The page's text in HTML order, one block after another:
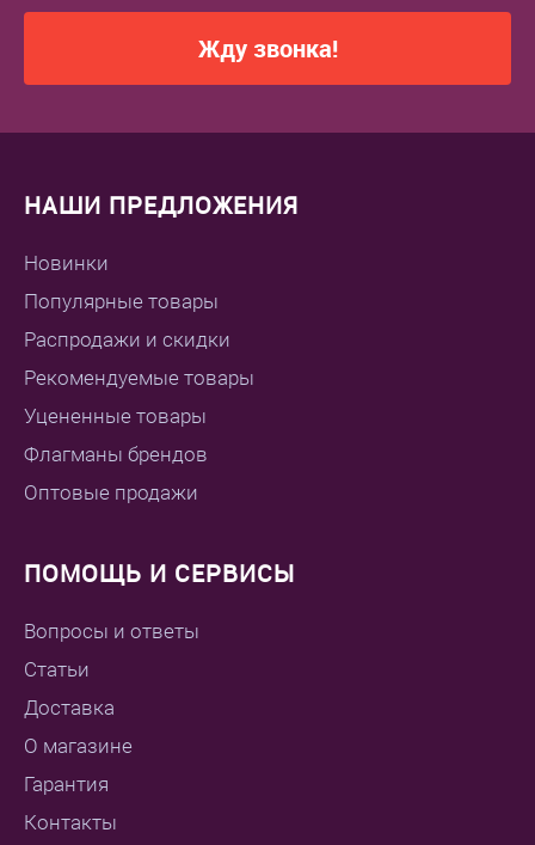
Жду звонка!
НАШИ ПРЕДЛОЖЕНИЯ
Новинки
Популярные товары
Распродажи и скидки
Рекомендуемые товары
Уцененные товары
Флагманы брендов
Оптовые продажи
ПОМОЩЬ И СЕРВИСЫ
Вопросы и ответы
Статьи
Доставка
О магазине
Гарантия
Контакты